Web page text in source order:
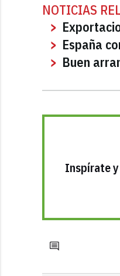
NOTICIAS
España
Buen
Inspírate